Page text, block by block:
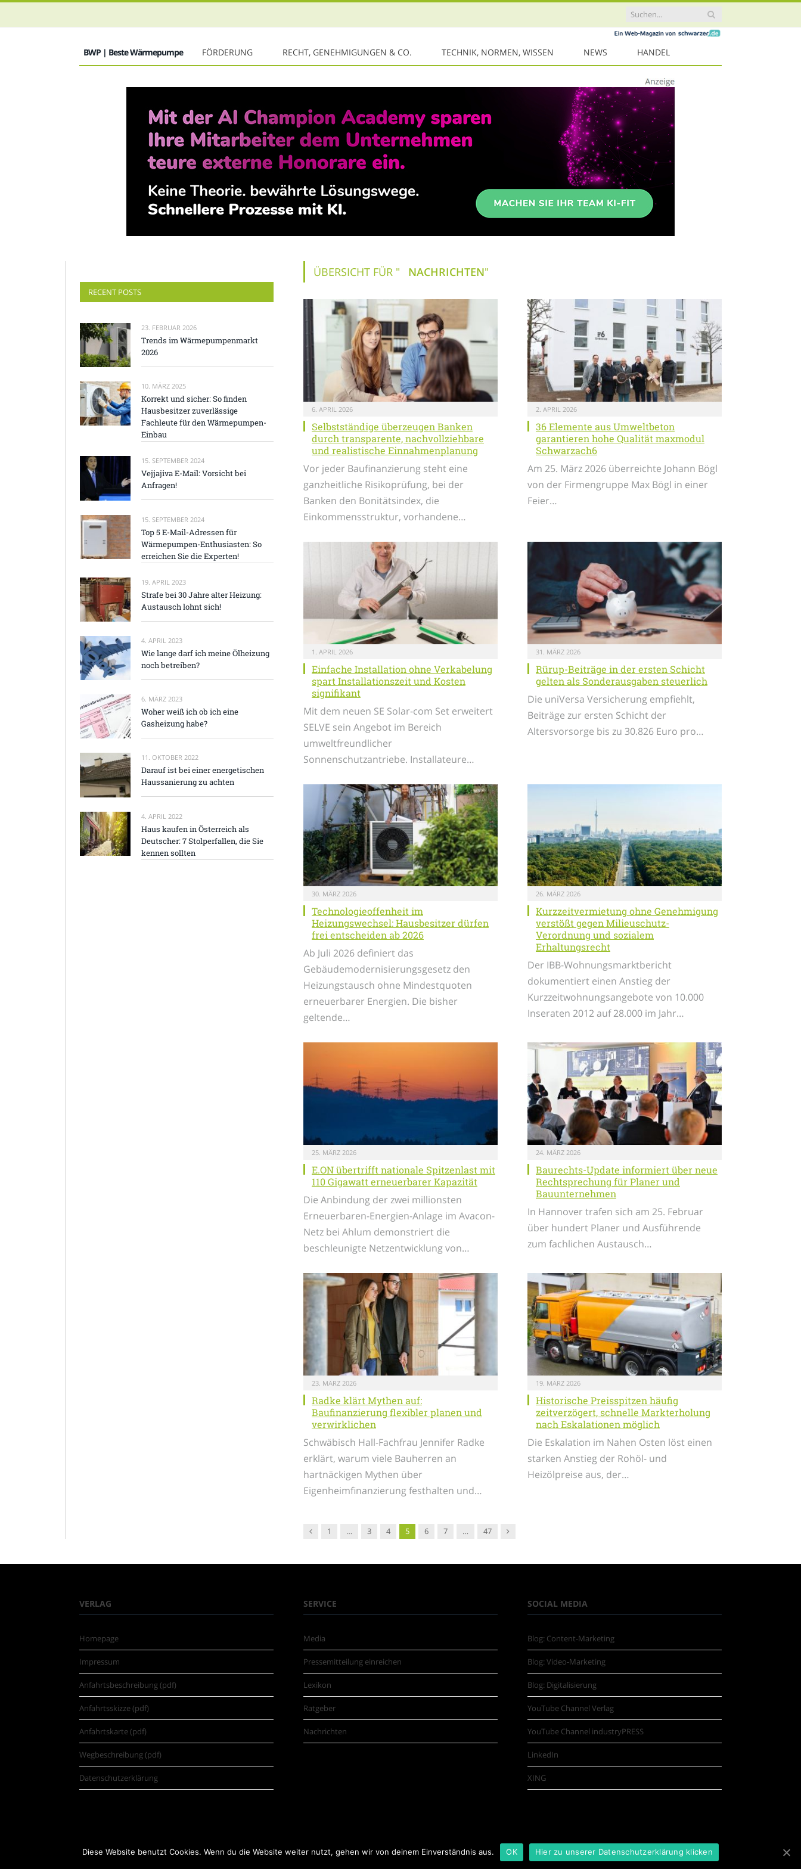
BWP | Beste Wärmepumpe FÖRDERUNG RECHT, GENEHMIGUNGEN & CO. TECHNIK, NORMEN, WISSEN NEWS HANDEL
ÜBERSICHT FÜR " NACHRICHTEN"
6. APRIL 2026
Selbstständige überzeugen Banken
durch transparente, nachvollziehbare
und realistische Einnahmenplanung
Vor jeder Baufinanzierung steht eine
ganzheitliche Risikoprüfung, bei der
Banken den Bonitätsindex, die
Einkommensstruktur, vorhandene…
2. APRIL 2026
36 Elemente aus Umweltbeton
garantieren hohe Qualität maxmodul
Schwarzach6
Am 25. März 2026 überreichte Johann Bögl
von der Firmengruppe Max Bögl in einer
Feier…
1. APRIL 2026
Einfache Installation ohne Verkabelung
spart Installationszeit und Kosten
signifikant
Mit dem neuen SE Solar-com Set erweitert
SELVE sein Angebot im Bereich
umweltfreundlicher
Sonnenschutzantriebe. Installateure…
31. MÄRZ 2026
Rürup-Beiträge in der ersten Schicht
gelten als Sonderausgaben steuerlich
Die uniVersa Versicherung empfiehlt,
Beiträge zur ersten Schicht der
Altersvorsorge bis zu 30.826 Euro pro…
30. MÄRZ 2026
Technologieoffenheit im
Heizungswechsel: Hausbesitzer dürfen
frei entscheiden ab 2026
Ab Juli 2026 definiert das
Gebäudemodernisierungsgesetz den
Heizungstausch ohne Mindestquoten
erneuerbarer Energien. Die bisher
geltende…
26. MÄRZ 2026
Kurzzeitvermietung ohne Genehmigung
verstößt gegen Milieuschutz-
Verordnung und sozialem
Erhaltungsrecht
Der IBB-Wohnungsmarktbericht
dokumentiert einen Anstieg der
Kurzzeitwohnungsangebote von 10.000
Inseraten 2012 auf 28.000 im Jahr…
25. MÄRZ 2026
E.ON übertrifft nationale Spitzenlast mit
110 Gigawatt erneuerbarer Kapazität
Die Anbindung der zwei millionsten
Erneuerbaren-Energien-Anlage im Avacon-
Netz bei Ahlum demonstriert die
beschleunigte Netzentwicklung von…
24. MÄRZ 2026
Baurechts-Update informiert über neue
Rechtsprechung für Planer und
Bauunternehmen
In Hannover trafen sich am 25. Februar
über hundert Planer und Ausführende
zum fachlichen Austausch…
23. MÄRZ 2026
Radke klärt Mythen auf:
Baufinanzierung flexibler planen und
verwirklichen
Schwäbisch Hall-Fachfrau Jennifer Radke
erklärt, warum viele Bauherren an
hartnäckigen Mythen über
Eigenheimfinanzierung festhalten und…
19. MÄRZ 2026
Historische Preisspitzen häufig
zeitverzögert, schnelle Markterholung
nach Eskalationen möglich
Die Eskalation im Nahen Osten löst einen
starken Anstieg der Rohöl- und
Heizölpreise aus, der…
Vorgänger
1 … 3 4 5 6 7 … 47 Nachfolger
RECENT POSTS
23. FEBRUAR 2026
Trends im Wärmepumpenmarkt
2026
10. MÄRZ 2025
Korrekt und sicher: So finden
Hausbesitzer zuverlässige
Fachleute für den Wärmepumpen-
Einbau
15. SEPTEMBER 2024
Vejjajiva E-Mail: Vorsicht bei
Anfragen!
15. SEPTEMBER 2024
Top 5 E-Mail-Adressen für
Wärmepumpen-Enthusiasten: So
erreichen Sie die Experten!
19. APRIL 2023
Strafe bei 30 Jahre alter Heizung:
Austausch lohnt sich!
4. APRIL 2023
Wie lange darf ich meine Ölheizung
noch betreiben?
6. MÄRZ 2023
Woher weiß ich ob ich eine
Gasheizung habe?
11. OKTOBER 2022
Darauf ist bei einer energetischen
Haussanierung zu achten
4. APRIL 2022
Haus kaufen in Österreich als
Deutscher: 7 Stolperfallen, die Sie
kennen sollten
VERLAG
Homepage
Impressum
Anfahrtsbeschreibung (pdf)
Anfahrtsskizze (pdf)
Anfahrtskarte (pdf)
Wegbeschreibung (pdf)
Datenschutzerklärung
SERVICE
Media
Pressemitteilung einreichen
Lexikon
Ratgeber
Nachrichten
SOCIAL MEDIA
Blog: Content-Marketing
Blog: Video-Marketing
Blog: Digitalisierung
YouTube Channel Verlag
YouTube Channel industryPRESS
LinkedIn
XING
©Schwarzer.de Software + Internet GmbH
Diese Website benutzt Cookies. Wenn du die Website weiter nutzt, gehen wir von deinem Einverständnis aus. OK Hier zu unserer Datenschutzerklärung klicken